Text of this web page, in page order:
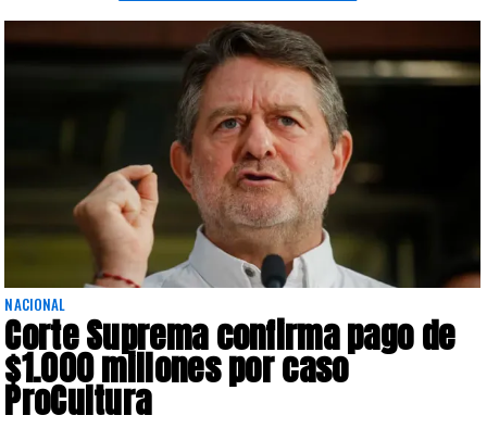
NACIONAL
Corte Suprema confirma pago de
$1.000 millones por caso
ProCultura